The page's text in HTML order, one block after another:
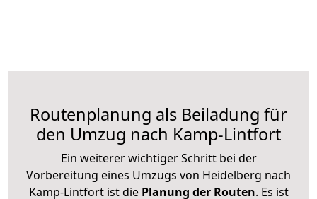
Routenplanung als Beiladung für
den Umzug nach Kamp-Lintfort
Ein weiterer wichtiger Schritt bei der
Vorbereitung eines Umzugs von Heidelberg nach
Kamp-Lintfort ist diePlanung der Routen. Es ist